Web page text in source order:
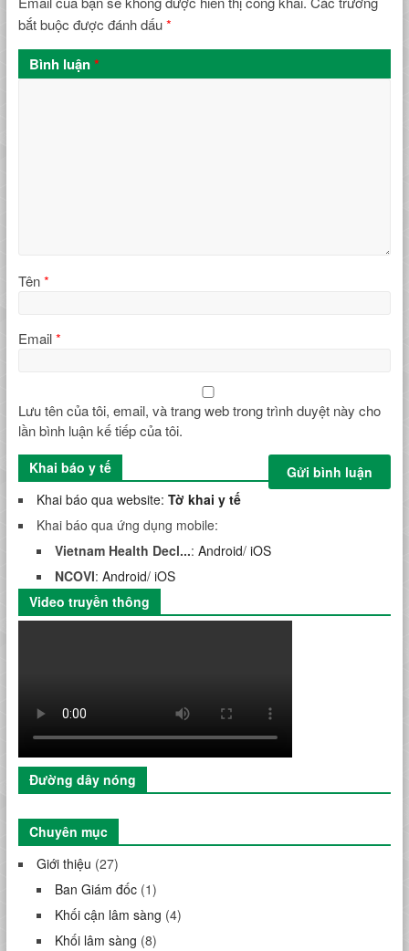
bắt buộc được đánh dấu*
Bình luận*
Tên*
Email*
Lưu tên của tôi, email, và trang web trong trình duyệt này cho
lần bình luận kế tiếp của tôi.
Khai báo y tế
Khai báo qua website: Tờ khai y tế
Khai báo qua ứng dụng mobile:
Vietnam Health Decl...: Android/ iOS
NCOVI: Android/ iOS
Video truyền thông
Đường dây nóng
Chuyên mục
Giới thiệu (27)
Ban Giám đốc(1)
Khối cận lâm sàng (4)
Khối lâm sàng (8)